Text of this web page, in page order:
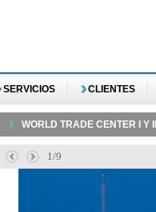
SERVICIOS CLIENTES
WORLD TRADE CENTER I Y II
1/9